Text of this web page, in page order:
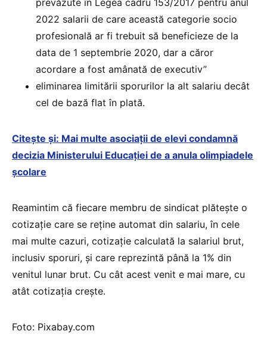
prevăzute în Legea cadru 153/2017 pentru anul
2022 salarii de care această categorie socio
profesională ar fi trebuit să beneficieze de la
data de 1 septembrie 2020, dar a căror
acordare a fost amânată de executiv”
eliminarea limitării sporurilor la alt salariu decât
cel de bază flat în plată.
Citește și: Mai multe asociații de elevi condamnă
decizia Ministerului Educației de a anula olimpiadele
școlare
Reamintim că fiecare membru de sindicat plătește o
cotizație care se reține automat din salariu, în cele
mai multe cazuri, cotizație calculată la salariul brut,
inclusiv sporuri, și care reprezintă până la 1% din
venitul lunar brut. Cu cât acest venit e mai mare, cu
atât cotizația crește.
Foto: Pixabay.com